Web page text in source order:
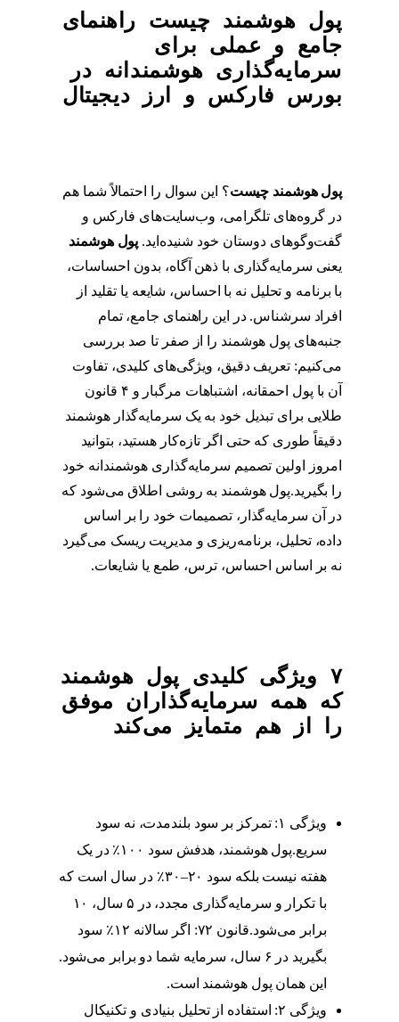
پول هوشمند چیست راهنمای
جامع و عملی برای
سرمایه‌گذاری هوشمندانه در
بورس فارکس و ارز دیجیتال
پول هوشمند چیست؟ این سوال را احتمالاً شما هم
در گروه‌های تلگرامی، وب‌سایت‌های فارکس و
گفت‌وگوهای دوستان خود شنیده‌اید. پول هوشمند
یعنی سرمایه‌گذاری با ذهن آگاه، بدون احساسات،
با برنامه و تحلیل نه با احساس، شایعه یا تقلید از
افراد سرشناس. در این راهنمای جامع، تمام
جنبه‌های پول هوشمند را از صفر تا صد بررسی
می‌کنیم: تعریف دقیق، ویژگی‌های کلیدی، تفاوت
آن با پول احمقانه، اشتباهات مرگبار و ۴ قانون
طلایی برای تبدیل خود به یک سرمایه‌گذار هوشمند
دقیقاً طوری که حتی اگر تازه‌کار هستید، بتوانید
امروز اولین تصمیم سرمایه‌گذاری هوشمندانه خود
را بگیرید.پول هوشمند به روشی اطلاق می‌شود که
در آن سرمایه‌گذار، تصمیمات خود را بر اساس
داده، تحلیل، برنامه‌ریزی و مدیریت ریسک می‌گیرد
نه بر اساس احساس، ترس، طمع یا شایعات.
۷ ویژگی کلیدی پول هوشمند
که همه سرمایه‌گذاران موفق
را از هم متمایز می‌کند
ویژگی ۱: تمرکز بر سود بلندمدت، نه سود
سریع.پول هوشمند، هدفش سود ۱۰۰٪ در یک
هفته نیست بلکه سود ۲۰–۳۰٪ در سال است که
با تکرار و سرمایه‌گذاری مجدد، در ۵ سال، ۱۰
برابر می‌شود.قانون ۷۲: اگر سالانه ۱۲٪ سود
بگیرید در ۶ سال، سرمایه شما دو برابر می‌شود.
این همان پول هوشمند است.
ویژگی ۲: استفاده از تحلیل بنیادی و تکنیکال